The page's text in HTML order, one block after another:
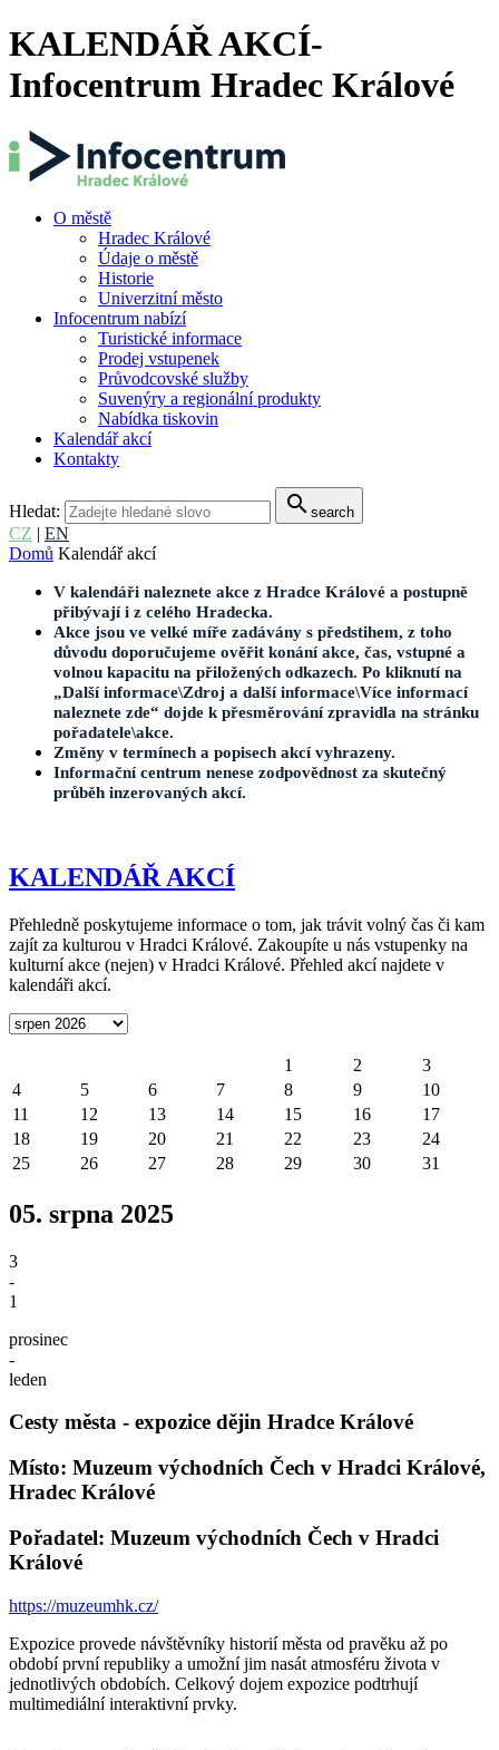
KALENDÁŘ AKCÍ-
Infocentrum Hradec Králové
O městě
Hradec Králové
Údaje o městě
Historie
Univerzitní město
Infocentrum nabízí
Turistické informace
Prodej vstupenek
Průvodcovské služby
Suvenýry a regionální produkty
Nabídka tiskovin
Kalendář akcí
Kontakty
Hledat: search search
CZ | EN
Domů Kalendář akcí
V kalendáři naleznete akce z Hradce Králové a postupně
přibývají i z celého Hradecka.
Akce jsou ve velké míře zadávány s předstihem, z toho
důvodu doporučujeme ověřit konání akce, čas, vstupné a
volnou kapacitu na přiložených odkazech. Po kliknutí na
„Další informace\Zdroj a další informace\Více informací
naleznete zde“ dojde k přesměrování zpravidla na stránku
pořadatele\akce.
Změny v termínech a popisech akcí vyhrazeny.
Informační centrum nenese zodpovědnost za skutečný
průběh inzerovaných akcí.
KALENDÁŘ AKCÍ
Přehledně poskytujeme informace o tom, jak trávit volný čas či kam
zajít za kulturou v Hradci Králové. Zakoupíte u nás vstupenky na
kulturní akce (nejen) v Hradci Králové. Přehled akcí najdete v
kalendáři akcí.
1 2
3
4
5 6 7 8 9
10
11
12 13 14 15 16
17
18
19 20 21 22 23
24
25
26 27 28 29 30 31
05. srpna 2025
3
-
1
prosinec
-
leden
Cesty města - expozice dějin Hradce Králové
Místo: Muzeum východních Čech v Hradci Králové,
Hradec Králové
Pořadatel: Muzeum východních Čech v Hradci
Králové
https://muzeumhk.cz/
Expozice provede návštěvníky historií města od pravěku až po
období první republiky a umožní jim nasát atmosféru života v
jednotlivých obdobích. Celkový dojem expozice podtrhují
multimediální interaktivní prvky.